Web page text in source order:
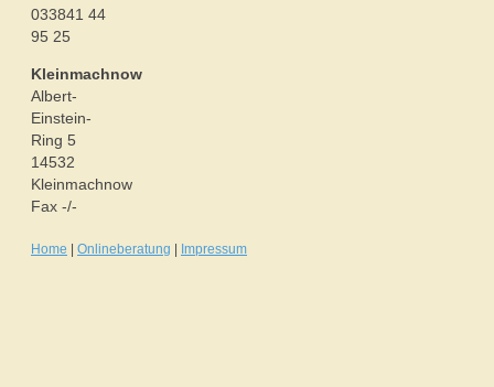
033841 44
95 25
Kleinmachnow
Albert-
Einstein-
Ring 5
14532
Kleinmachnow
Fax -/-
Home Onlineberatung Impressum